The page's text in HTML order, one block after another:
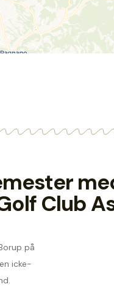
Club
på
icke-